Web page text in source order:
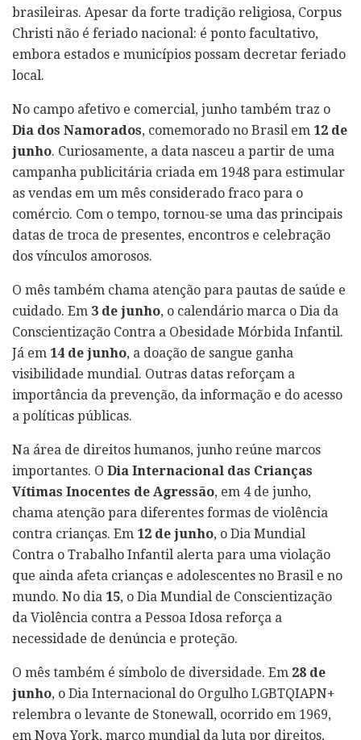
brasileiras. Apesar da forte tradição religiosa, Corpus
Christi não é feriado nacional: é ponto facultativo,
embora estados e municípios possam decretar feriado
local.
No campo afetivo e comercial, junho também traz o
Dia dos Namorados, comemorado no Brasil em 12 de
junho. Curiosamente, a data nasceu a partir de uma
campanha publicitária criada em 1948 para estimular
as vendas em um mês considerado fraco para o
comércio. Com o tempo, tornou-se uma das principais
datas de troca de presentes, encontros e celebração
dos vínculos amorosos.
O mês também chama atenção para pautas de saúde e
cuidado. Em 3 de junho, o calendário marca o Dia da
Conscientização Contra a Obesidade Mórbida Infantil.
Já em 14 de junho, a doação de sangue ganha
visibilidade mundial. Outras datas reforçam a
importância da prevenção, da informação e do acesso
a políticas públicas.
Na área de direitos humanos, junho reúne marcos
importantes. O Dia Internacional das Crianças
Vítimas Inocentes de Agressão, em 4 de junho,
chama atenção para diferentes formas de violência
contra crianças. Em 12 de junho, o Dia Mundial
Contra o Trabalho Infantil alerta para uma violação
que ainda afeta crianças e adolescentes no Brasil e no
mundo. No dia 15, o Dia Mundial de Conscientização
da Violência contra a Pessoa Idosa reforça a
necessidade de denúncia e proteção.
O mês também é símbolo de diversidade. Em 28 de
junho, o Dia Internacional do Orgulho LGBTQIAPN+
relembra o levante de Stonewall, ocorrido em 1969,
em Nova York, marco mundial da luta por direitos,